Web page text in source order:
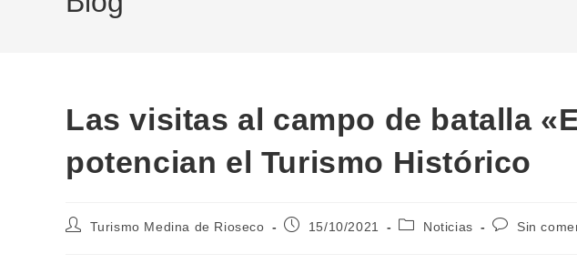
Las visitas al campo de batalla
potencian el Turismo Histórico
Turismo Medina de Rioseco 15/10/2021 Noticias Sin